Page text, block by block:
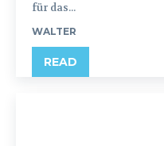
für das...
WALTER
READ